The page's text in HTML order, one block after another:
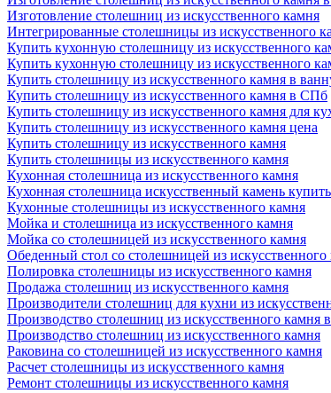
Изготовление столешниц из искусственного камня
Интегрированные столешницы из искусственного
Купить кухонную столешницу из искусственного
Купить кухонную столешницу из искусственного
Купить столешницу из искусственного камня в
Купить столешницу из искусственного камня в СПб
Купить столешницу из искусственного камня для
Купить столешницу из искусственного камня цена
Купить столешницу из искусственного камня
Купить столешницы из искусственного камня
Кухонная столешница из искусственного камня
Кухонная столешница искусственный камень купить
Кухонные столешницы из искусственного камня
Мойка и столешница из искусственного камня
Мойка со столешницей из искусственного камня
Обеденный стол со столешницей из искусственного
Полировка столешницы из искусственного камня
Продажа столешниц из искусственного камня
Производители столешниц для кухни из
Производство столешниц из искусственного камня
Производство столешниц из искусственного камня
Раковина со столешницей из искусственного камня
Расчет столешницы из искусственного камня
Ремонт столешницы из искусственного камня